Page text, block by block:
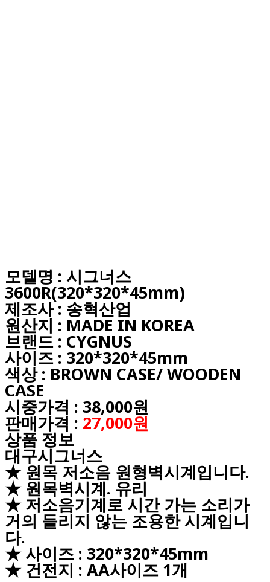
모델명 : 시그너스
3600R(320*320*45mm)
제조사 : 송혁산업
원산지 : MADE IN KOREA
브랜드 : CYGNUS
사이즈 : 320*320*45mm
색상 : BROWN CASE/ WOODEN
CASE
시중가격 : 38,000원
판매가격 : 27,000원
상품 정보
대구시그너스
★ 원목 저소음 원형벽시계입니다.
★ 원목벽시계. 유리
★ 저소음기계로 시간 가는 소리가
거의 들리지 않는 조용한 시계입니
다.
★ 사이즈 : 320*320*45mm
★ 건전지 : AA사이즈 1개